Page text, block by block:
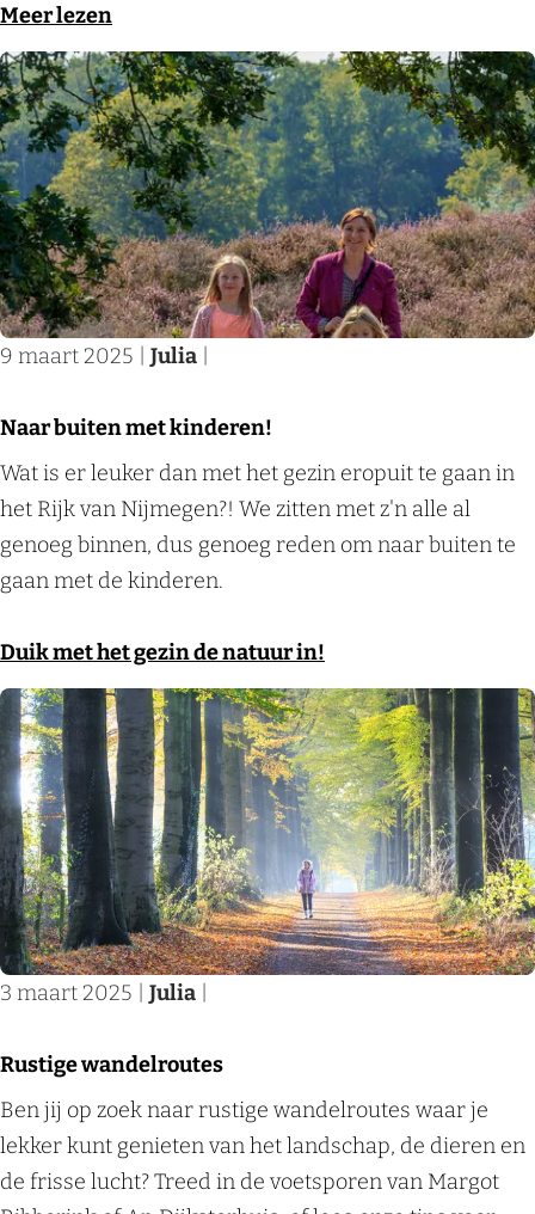
e
n
p
a
d
e
n
d
e
g
e
b
a
a
n
d
e
a
e
n
e
u
i
t
:
l
e
k
k
e
v
o
t
t
n
i
n
h
e
R
i
k
a
N
i
j
Meer lezeno
v
e
r
L
e
e
f
j
e
:
l
e
k
e
r
r
a
v
o
t
t
e
n
n
e
t
R
Naar buiten met kinderen!
9 maart 2025 Julia
N
a
a
r
u
i
e
n
m
e
t
k
i
r
e
n
Wat is er leuker dan met het gezin eropuit te gaan in
het Rijk van Nijmegen?! We zitten met z'n alle al
genoeg binnen, dus genoeg reden om naar buiten te
gaan met de kinderen.
Duik met het gezin de natuur in!
Rustige wandelroutes
3 maart 2025 Julia
R
u
s
Ben jij op zoek naar rustige wandelroutes waar je
lekker kunt genieten van het landschap, de dieren en
de frisse lucht? Treed in de voetsporen van Margot